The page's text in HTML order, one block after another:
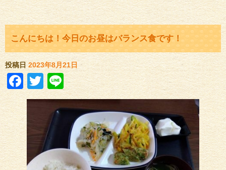
こんにちは！今日のお昼はバランス食です！
投稿日 2023年8月21日
Facebook
Twitter
Line